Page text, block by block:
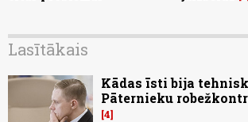
Lasītākais
Kādas īsti bija
Pāternieku
4